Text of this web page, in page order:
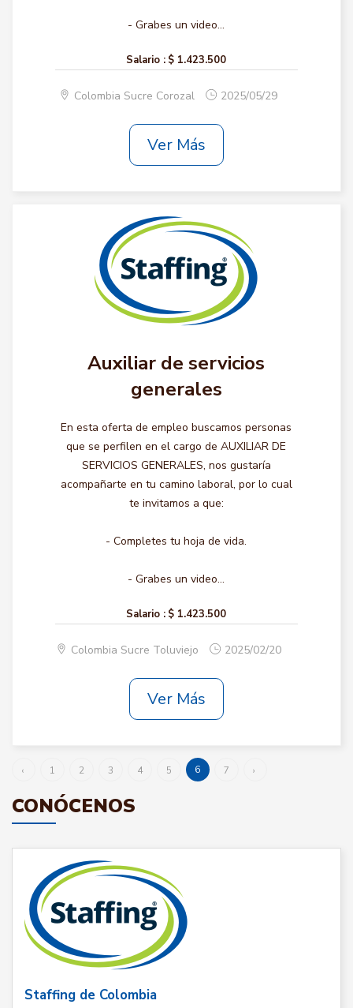
- Grabes un video...
Salario : $ 1.423.500
Colombia Sucre Corozal 2025/05/29
Ver Más
Auxiliar de servicios
generales
En esta oferta de empleo buscamos personas
que se perfilen en el cargo de AUXILIAR DE
SERVICIOS GENERALES, nos gustaría
acompañarte en tu camino laboral, por lo cual
te invitamos a que:
- Completes tu hoja de vida.
- Grabes un video...
Salario : $ 1.423.500
Colombia Sucre Toluviejo 2025/02/20
Ver Más
‹ 1 2 3 4 5 6 7 ›
CONÓCENOS
Staffing de Colombia